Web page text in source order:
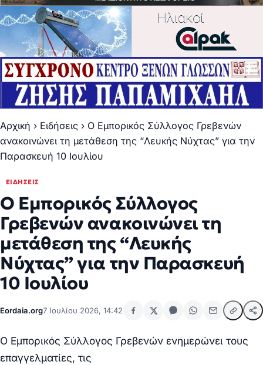
Αρχική › Ειδήσεις › Ο Εμπορικός Σύλλογος Γρεβενών
ανακοινώνει τη μετάθεση της “Λευκής Νύχτας” για την
Παρασκευή 10 Ιουλίου
ΕΙΔΉΣΕΙΣ
Ο Εμπορικός Σύλλογος
Γρεβενών ανακοινώνει τη
μετάθεση της “Λευκής
Νύχτας” για την Παρασκευή
10 Ιουλίου
Eordaia.org7 Ιουλίου 2026, 14:42
Ο Εμπορικός Σύλλογος Γρεβενών ενημερώνει τους
επαγγελματίες, τις